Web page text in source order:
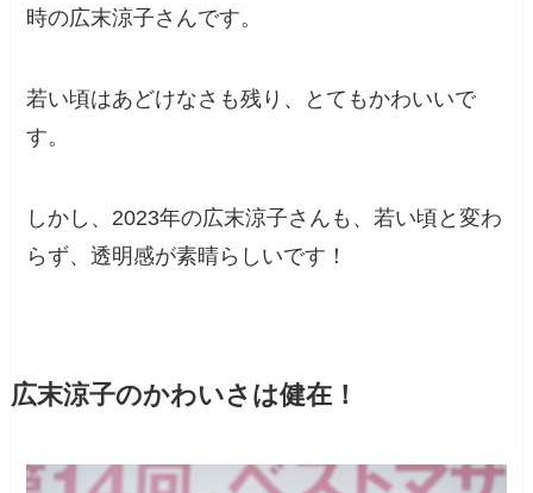
時の広末涼子さんです。
若い頃はあどけなさも残り、とてもかわいいで
す。
しかし、2023年の広末涼子さんも、若い頃と変わ
らず、透明感が素晴らしいです！
広末涼子のかわいさは健在！